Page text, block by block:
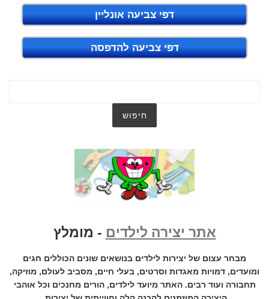
דפי צביעה אונליין
דפי צביעה להדפסה
אתר יצירה לילדים - מומלץ
מבחר עצום של יצירות לילדים בנושאים שונים הכוללים חגים
ומועדים, דמויות מאגדות וסרטים, בעלי חיים, מסביב לעולם, מוזיקה,
תחבורה ועוד רבים. האתר מיועד לילדים, הורים מחנכים וכל אוהבי